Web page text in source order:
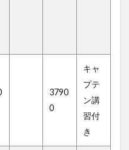
3790
0
キャ
プテ
ン講
習付
き